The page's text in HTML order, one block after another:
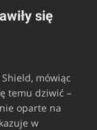
się
mówiąc
temu dziwić –
oparte na
w